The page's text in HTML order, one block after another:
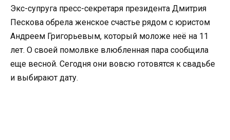
Экс-супруга пресс-секретаря президента Дмитрия
Пескова обрела женское счастье рядом с юристом
Андреем Григорьевым, который моложе неё на 11
лет. О своей помолвке влюбленная пара сообщила
еще весной. Сегодня они вовсю готовятся к свадьбе
и выбирают дату.